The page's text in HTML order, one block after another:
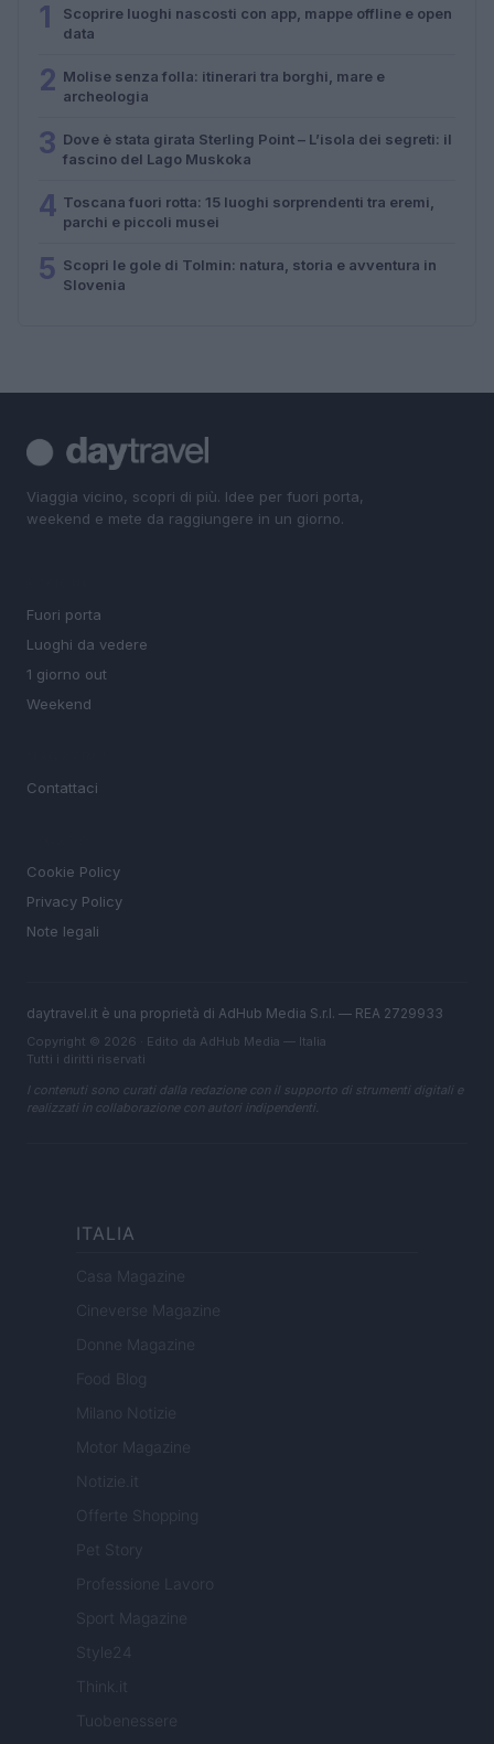
1
Scoprire luoghi nascosti con app, mappe offline e open
data
2 Molise senza folla: itinerari tra borghi, mare e
archeologia
3 Dove è stata girata Sterling Point – L’isola dei segreti: il
fascino del Lago Muskoka
4 Toscana fuori rotta: 15 luoghi sorprendenti tra eremi,
parchi e piccoli musei
5 Scopri le gole di Tolmin: natura, storia e avventura in
Slovenia
Viaggia vicino, scopri di più. Idee per fuori porta,
weekend e mete da raggiungere in un giorno.
Fuori porta
Luoghi da vedere
1 giorno out
Weekend
Contattaci
Cookie Policy
Privacy Policy
Note legali
daytravel.it è una proprietà di AdHub Media S.r.l. — REA 2729933
Copyright © 2026 · Edito da AdHub Media — Italia
Tutti i diritti riservati
I contenuti sono curati dalla redazione con il supporto di strumenti digitali e
realizzati in collaborazione con autori indipendenti.
ITALIA
Casa Magazine
Cineverse Magazine
Donne Magazine
Food Blog
Milano Notizie
Motor Magazine
Notizie.it
Offerte Shopping
Pet Story
Professione Lavoro
Sport Magazine
Style24
Think.it
Tuobenessere